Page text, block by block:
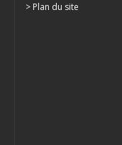
> Plan du site